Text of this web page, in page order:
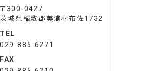
〒300-0427
茨城県稲敷郡美浦村布佐1732
TEL
029-885-6271
FAX